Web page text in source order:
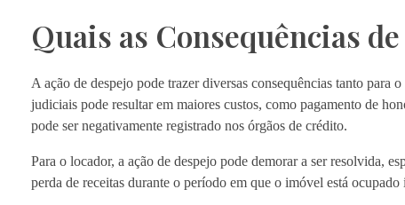
Quais as Consequências
A ação de despejo pode trazer diversas consequências tanto
judiciais pode resultar em maiores custos, como pagamento de
pode ser negativamente registrado nos órgãos de crédito.
Para o locador, a ação de despejo pode demorar a ser resolvida,
perda de receitas durante o período em que o imóvel está ocupado